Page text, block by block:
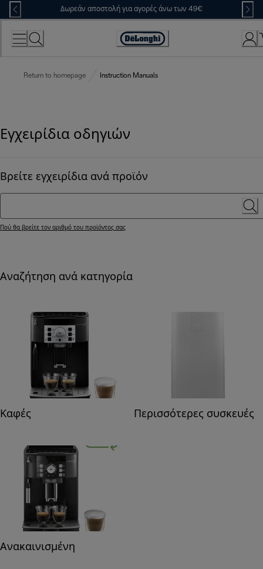
Skip
to
Content
Δωρεάν αποστολή για αγορές άνω των 49€
Accessibility
Return to homepage Instruction Manuals
Εγχειρίδια οδηγιών
Βρείτε εγχειρίδια ανά προϊόν
Πού θα βρείτε τον αριθμό του προϊόντος σας
Αναζήτηση ανά κατηγορία
Καφές Περισσότερες συσκευές
Ανακαινισμένη